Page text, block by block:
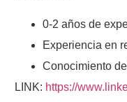
0-2 años de
Experiencia en
Conocimiento
LINK: https://